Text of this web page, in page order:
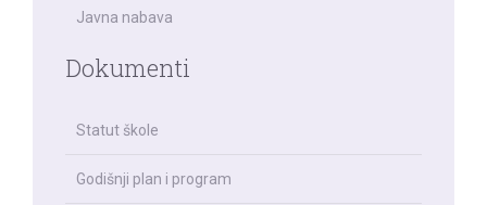
Javna nabava
Dokumenti
Statut škole
Godišnji plan i program